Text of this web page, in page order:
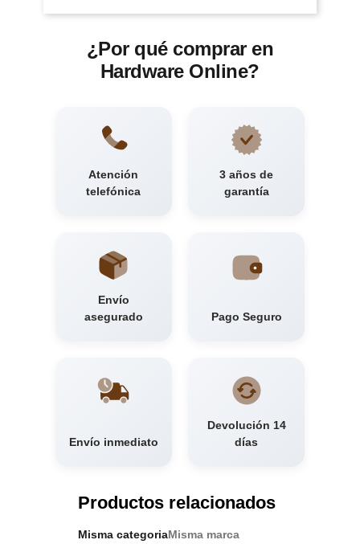
¿Por qué comprar en
Hardware Online?
Atención
telefónica
3 años de
garantía
Envío
asegurado
Pago Seguro
Envío inmediato
Devolución 14
días
Productos relacionados
Misma categoriaMisma marca